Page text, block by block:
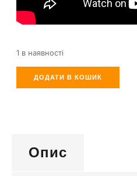
1 в наявності
ДОДАТИ В КОШИК
Опис